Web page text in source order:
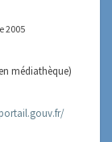
2005
médiathèque)